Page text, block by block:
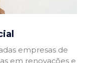
empresas de
em renovações e